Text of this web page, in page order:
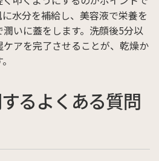
水分を補給し、美容液で栄養を
いに蓋をします。洗顔後5分以
アを完了させることが、乾燥か
るよくある質問